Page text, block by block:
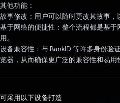
其他功能：
故事修改：用户可以随时更改其故事，
基于网络的便捷性：整个流程都是基
用。
设备兼容性：与 BankID 等许多身份验
览器，从而确保更广泛的兼容性和易用
可采用以下设备打造